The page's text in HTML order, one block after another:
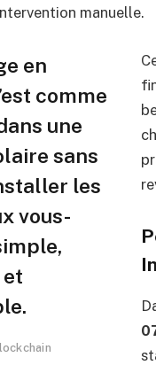
manuelle.
en
comme
une
sans
les
vous-